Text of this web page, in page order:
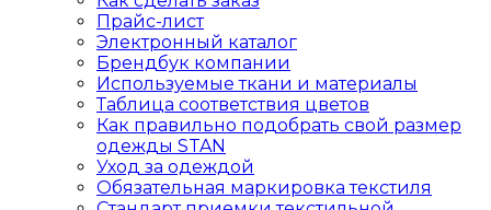
Прайс-лист
Электронный каталог
Брендбук компании
Используемые ткани и материалы
Таблица соответствия цветов
Как правильно подобрать свой размер
одежды STAN
Уход за одеждой
Обязательная маркировка текстиля